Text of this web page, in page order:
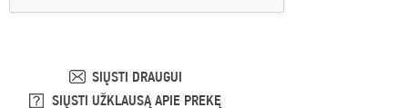
SIŲSTI DRAUGUI
SIŲSTI UŽKLAUSĄ APIE PREKĘ